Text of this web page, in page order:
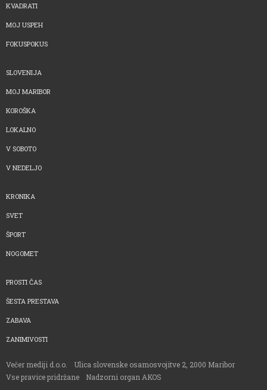
KVADRATI
MOJ USPEH
FOKUSPOKUS
SLOVENIJA
MOJ MARIBOR
KOROŠKA
LOKALNO
V SOBOTO
V NEDELJO
KRONIKA
SVET
ŠPORT
NOGOMET
PROSTI ČAS
ŠESTA PRESTAVA
ZABAVA
ZANIMIVOSTI
Večer mediji d.o.o.
Ulica slovenske osamosvojitve 2, 2000 Maribor
Vse pravice pridržane
Nadzorni organ AKOS